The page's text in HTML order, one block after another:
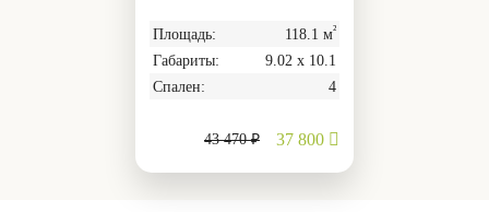
Площадь: 118.1 м²
Габариты:
9.02 х 10.1
Спален:
4
43 470 ₽ 37 800